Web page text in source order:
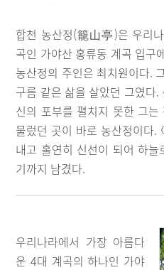
합천 농산정(籠山亭)은 우리
곡인 가야산 홍류동 계곡 입구
농산정의 주인은 최치원이다.
구름 같은 삶을 살았던 그였다
신의 포부를 펼치지 못한 그
물렀던 곳이 바로 농산정이다.
내고 홀연히 신선이 되어 하
기까지 남겼다.
우리나라에서 가장 아름다
운 4대 계곡의 하나인 가야